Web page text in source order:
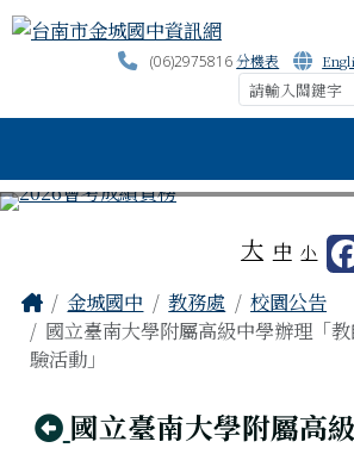
跳至主內容區
台南市金城國中資訊網
(06)2975816分機表
大 中 小
主內容區域
Home
金城國中 教務處
校園公告
國立臺南大學附屬高級中學辦理「
驗活動」
回上頁
國立臺南大學附屬高
頁尾區域